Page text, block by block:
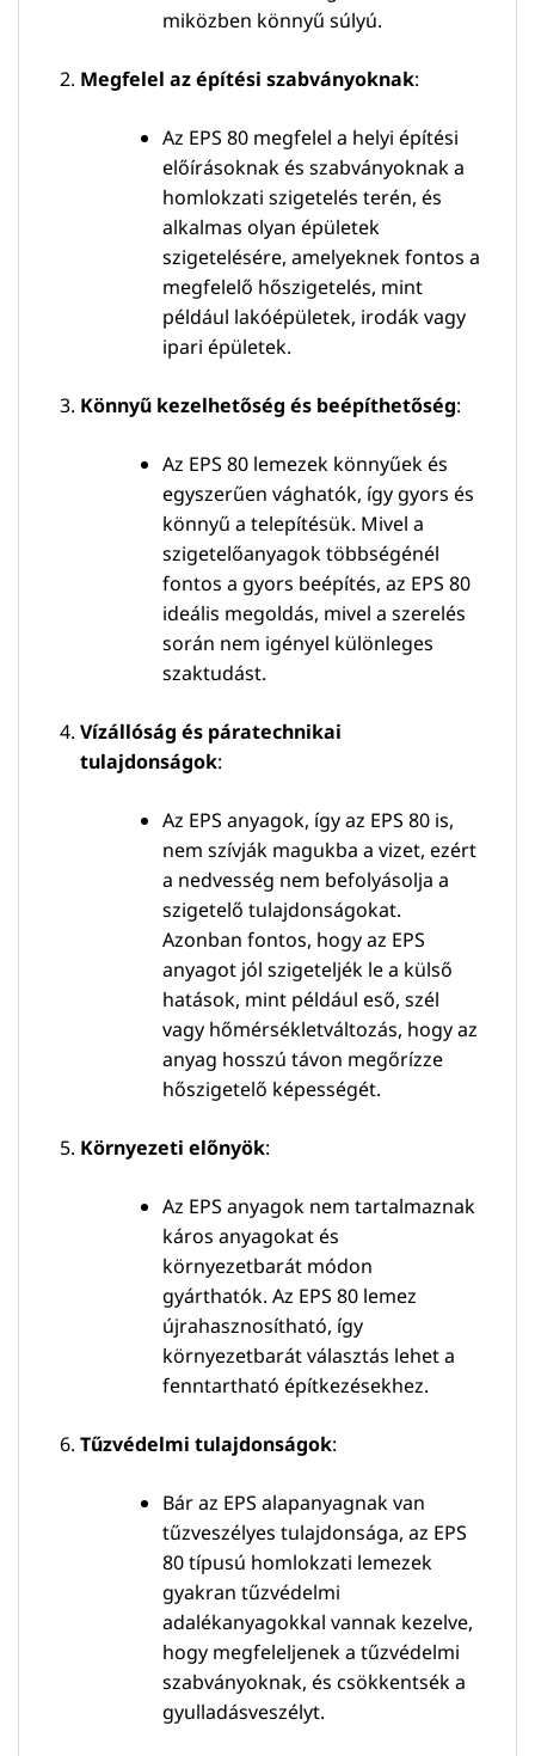
miközben könnyű súlyú.
Megfelel az építési szabványoknak:
Az EPS 80 megfelel a helyi építési
előírásoknak és szabványoknak a
homlokzati szigetelés terén, és
alkalmas olyan épületek
szigetelésére, amelyeknek fontos a
megfelelő hőszigetelés, mint
például lakóépületek, irodák vagy
ipari épületek.
Könnyű kezelhetőség és beépíthetőség:
Az EPS 80 lemezek könnyűek és
egyszerűen vághatók, így gyors és
könnyű a telepítésük. Mivel a
szigetelőanyagok többségénél
fontos a gyors beépítés, az EPS 80
ideális megoldás, mivel a szerelés
során nem igényel különleges
szaktudást.
Vízállóság és páratechnikai
tulajdonságok:
Az EPS anyagok, így az EPS 80 is,
nem szívják magukba a vizet, ezért
a nedvesség nem befolyásolja a
szigetelő tulajdonságokat.
Azonban fontos, hogy az EPS
anyagot jól szigeteljék le a külső
hatások, mint például eső, szél
vagy hőmérsékletváltozás, hogy az
anyag hosszú távon megőrízze
hőszigetelő képességét.
Környezeti előnyök:
Az EPS anyagok nem tartalmaznak
káros anyagokat és
környezetbarát módon
gyárthatók. Az EPS 80 lemez
újrahasznosítható, így
környezetbarát választás lehet a
fenntartható építkezésekhez.
Tűzvédelmi tulajdonságok:
Bár az EPS alapanyagnak van
tűzveszélyes tulajdonsága, az EPS
80 típusú homlokzati lemezek
gyakran tűzvédelmi
adalékanyagokkal vannak kezelve,
hogy megfeleljenek a tűzvédelmi
szabványoknak, és csökkentsék a
gyulladásveszélyt.